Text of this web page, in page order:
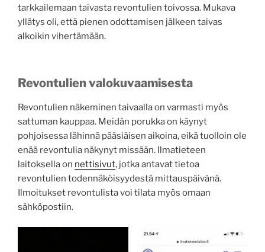
tarkkailemaan taivasta revontulien toivossa. Mukava
yllätys oli, että pienen odottamisen jälkeen taivas
alkoikin vihertämään.
Revontulien valokuvaamisesta
Revontulien näkeminen taivaalla on varmasti myös
sattuman kauppaa. Meidän porukka on käynyt
pohjoisessa lähinnä pääsiäisen aikoina, eikä tuolloin ole
enää revontulia näkynyt missään. Ilmatieteen
laitoksella on nettisivut, jotka antavat tietoa
revontulien todennäköisyydestä mittauspäivänä.
Ilmoitukset revontulista voi tilata myös omaan
sähköpostiin.